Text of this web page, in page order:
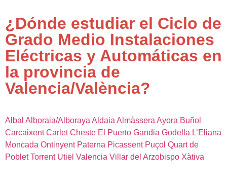
¿Dónde estudiar el Ciclo de
Grado Medio Instalaciones
Eléctricas y Automáticas en
la provincia de
Valencia/València?
Albal Alboraia/AlborayaAldaiaAlmàsseraAyora Buñol
Carcaixent Carlet Cheste El Puerto Gandia Godella L’Eliana
Moncada Ontinyent Paterna Picassent Puçol Quart de
Poblet Torrent Utiel Valencia Villar del Arzobispo Xàtiva